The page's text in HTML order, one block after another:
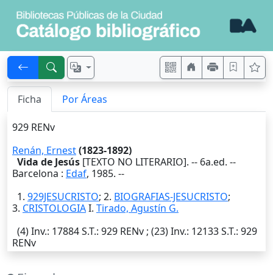
Ficha Por Áreas
929 RENv
Renán, Ernest(1823-1892)
Vida de Jesús [TEXTO NO LITERARIO]. -- 6a.ed. --
Barcelona : Edaf, 1985. --
1. 929JESUCRISTO; 2. BIOGRAFIAS-JESUCRISTO;
3. CRISTOLOGIAI. Tirado, Agustín G.
(4)Inv.: 17884S.T.: 929 RENv ; (23)Inv.: 12133S.T.: 929
RENv